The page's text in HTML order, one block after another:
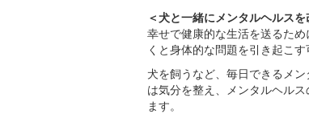
＜犬と一緒にメンタルヘルスを
幸せで健康的な生活を送るた
くと身体的な問題を引き起こす
犬を飼うなど、毎日できるメ
は気分を整え、メンタルヘル
ます。